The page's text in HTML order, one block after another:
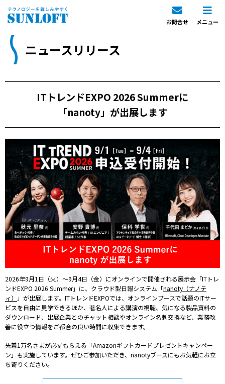
メニュー
お問合せ
ニュースリリース
ITトレンドEXPO 2026 Summerに
「nanoty」が出展します
2026年9月1日（火）～9月4日（金）にオンラインで開催される展示会「ITトレ
ンドEXPO 2026 Summer」に、クラウド型日報システム「nanoty（ナノテ
ィ）
」が出展します。ITトレンドEXPOでは、オンラインブースで話題のITサー
ビスを自由に見学できるほか、著名人による講演の視聴、気になる製品資料の
ダウンロード、出展企業とのチャット相談やオンライン名刺交換など、業務改
善に役立つ情報をご都合の良い時間に収集できます。
先着1万名さまが必ずもらえる「Amazonギフトカードプレゼントキャンペー
ン」も実施しています。 ぜひご参加いただき、nanotyブースにもお気軽にお立
ち寄りください。